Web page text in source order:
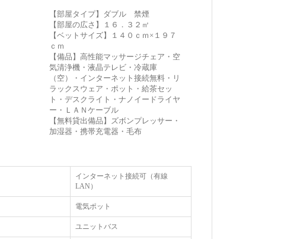
【部屋タイプ】ダブル 禁煙
【部屋の広さ】１６．３２㎡
【ベットサイズ】１４０ｃｍ×１９７
ｃｍ
【備品】高性能マッサージチェア・空
気清浄機・液晶テレビ・冷蔵庫
（空）・インターネット接続無料・リ
ラックスウェア・ポット・給茶セッ
ト・デスクライト・ナノイードライヤ
ー・ＬＡＮケーブル
【無料貸出備品】ズボンプレッサー・
加湿器・携帯充電器・毛布
インターネット接続可（有線
LAN）
電気ポット
ユニットバス